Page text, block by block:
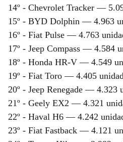
14º - Chevrolet Tracker —
15º - BYD Dolphin — 4.963
16º - Fiat Pulse — 4.763
17º - Jeep Compass — 4.584
18º - Honda HR-V — 4.549
19º - Fiat Toro — 4.405
20º - Jeep Renegade — 4.323
21º - Geely EX2 — 4.321
22º - Haval H6 — 4.242
23º - Fiat Fastback — 4.121